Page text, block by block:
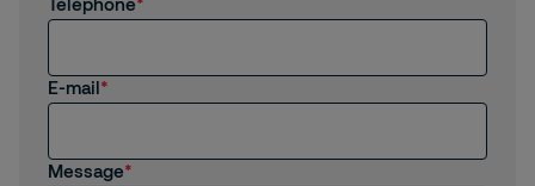
E-mail
Message